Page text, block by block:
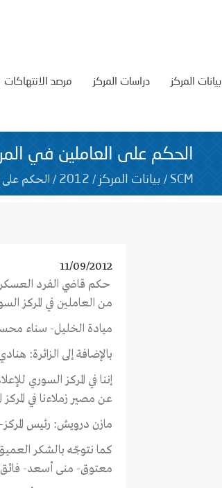
مرصد الانتهاكات دراسات المركز بيانات المركز
الحكم على العاملين في
SCM
/ بيانات المركز /
2012
/ الحكم على
11/09/2012
من العاملين في المركز
ميادة الخليل- سناء
بالإضافة إلى الزائرة:
إننا في المركز السوري
عن مصير زملاءنا في المركز
مازن درويش: رئيس
كما نتوجّه بالشكر
معتوق- منى أسعد- فائق